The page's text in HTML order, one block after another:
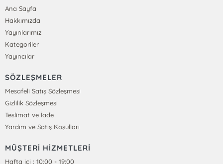
Ana Sayfa
Hakkımızda
Yayınlarımız
Kategoriler
Yayıncılar
SÖZLEŞMELER
Mesafeli Satış Sözleşmesi
Gizlilik Sözleşmesi
Teslimat ve İade
Yardım ve Satış Koşulları
MÜŞTERİ HİZMETLERİ
Hafta içi : 10:00 - 19:00